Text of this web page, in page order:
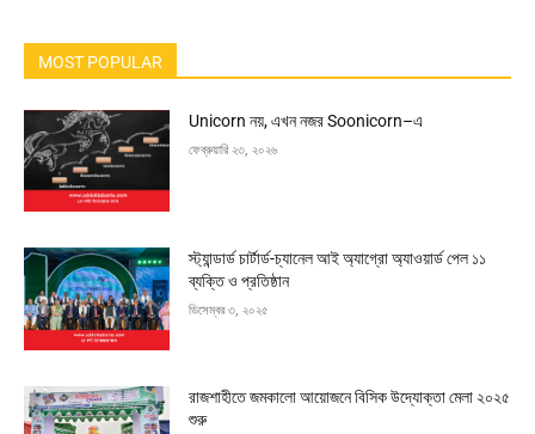
MOST POPULAR
Unicorn নয়, এখন নজর Soonicorn–এ
ফেব্রুয়ারি ২৩, ২০২৬
স্ট্যান্ডার্ড চার্টার্ড-চ্যানেল আই অ্যাগ্রো অ্যাওয়ার্ড পেল ১১
ব্যক্তি ও প্রতিষ্ঠান
ডিসেম্বর ৩, ২০২৫
রাজশাহীতে জমকালো আয়োজনে বিসিক উদ্যোক্তা মেলা ২০২৫
শুরু